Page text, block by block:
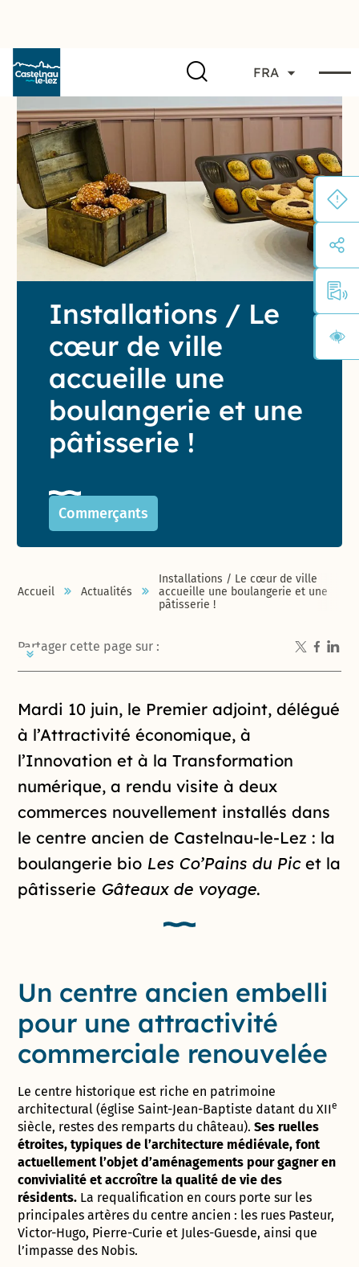
FRA
Installations / Le
cœur de ville
accueille une
boulangerie et une
pâtisserie !
Commerçants
Accueil Actualités
Installations / Le cœur de ville
accueille une boulangerie et une
pâtisserie !
Partager cette page sur :
Introduction de la page
Mardi 10 juin, le Premier adjoint, délégué
à l’Attractivité économique, à
l’Innovation et à la Transformation
numérique, a rendu visite à deux
commerces nouvellement installés dans
le centre ancien de Castelnau-le-Lez : la
boulangerie bio Les Co’Pains du Picet la
pâtisserie Gâteaux de voyage.
Un centre ancien embelli
pour une attractivité
commerciale renouvelée
Le centre historique est riche en patrimoine
architectural (église Saint-Jean-Baptiste datant du XIIe
siècle, restes des remparts du château).Ses ruelles
étroites, typiques de l’architecture médiévale, font
actuellement l’objet d’aménagements pour gagner en
convivialité et accroître la qualité de vie des
résidents. La requalification en cours porte sur les
principales artères du centre ancien : les rues Pasteur,
Victor-Hugo, Pierre-Curie et Jules-Guesde, ainsi que
l’impasse des Nobis.